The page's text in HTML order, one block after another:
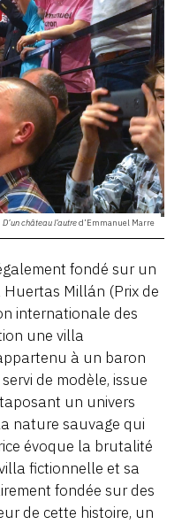
D’un château l’autred’Emmanuel Marre
fondé sur un
Huertas Millán (Prix de
internationale des
une villa
à un baron
de modèle, issue
un univers
nature sauvage qui
évoque la brutalité
fictionnelle et sa
fondée sur des
de cette histoire, un